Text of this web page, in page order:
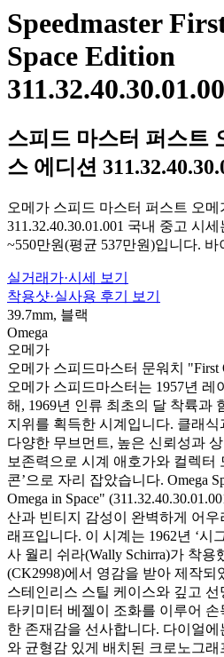
Speedmaster
Space Edition
스피드 마스터 퍼스트
스 에디션
오메가 스피드 마스터 퍼스트 오
311.32.40.30.01.001 국내 중고 시
~550만원(평균 537만원)입니다.
실거래가·시세 보기
착용샷·실사용 후기 보기
39.7mm, 블랙
Omega
오메가
오메가 스피드마스터 문워치 "First
오메가 스피드마스터는 1957년 레
해, 1969년 인류 최초의 달 착륙과
지위를 획득한 시계입니다. 클래
다양한 무브먼트, 높은 신뢰성과
보존력으로 시계 애호가와 컬렉터
콘’으로 자리 잡았습니다. Omega
Omega in Space"
산과 빈티지 감성이 완벽하게 어
래프입니다. 이 시계는 1962년 ‘시
사 월리 쉬라(Wally Schirra)가 착용
(CK2998)에서 영감을 받아 제작되
스테인리스 스틸 케이스와 깊고
타키미터 베젤이 조화를 이루어
한 존재감을 선사합니다. 다이얼
와 균형감 있게 배치된 크로노그래